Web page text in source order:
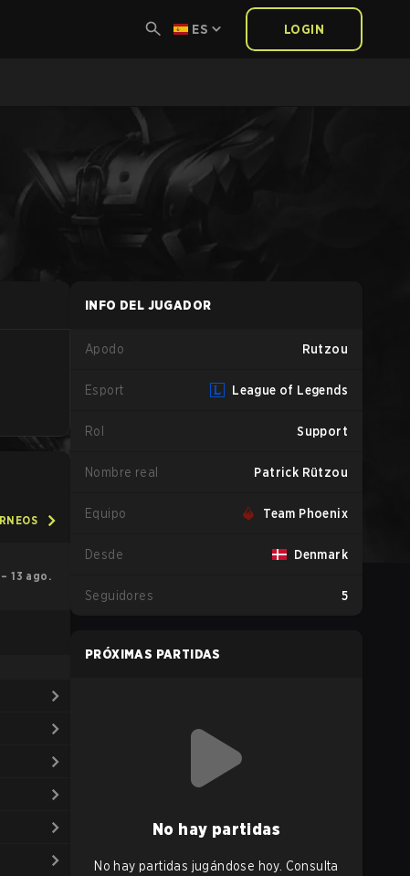
ES LOGIN
13 ago.
INFO DEL JUGADOR
Apodo Rutzou
Esport League of Legends
Rol Support
Nombre real Patrick Rützou
Equipo Team Phoenix
Desde Denmark
Seguidores 5
PRÓXIMAS PARTIDAS
No hay partidas
No hay partidas jugándose hoy. Consulta